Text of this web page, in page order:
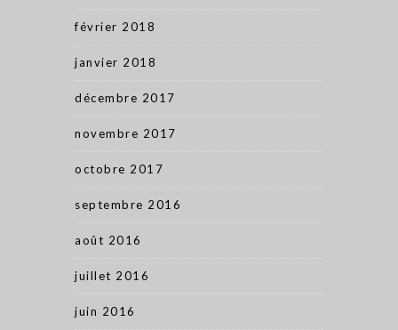
février 2018
janvier 2018
décembre 2017
novembre 2017
octobre 2017
septembre 2016
août 2016
juillet 2016
juin 2016